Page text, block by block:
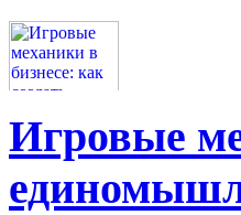
Игровые